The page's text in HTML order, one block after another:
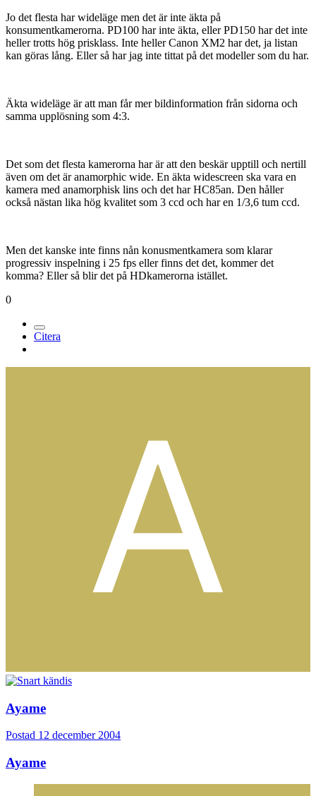
Jo det flesta har wideläge men det är inte äkta på
konsumentkamerorna. PD100 har inte äkta, eller PD150 har det inte
heller trotts hög prisklass. Inte heller Canon XM2 har det, ja listan
kan göras lång. Eller så har jag inte tittat på det modeller som du har.
Äkta wideläge är att man får mer bildinformation från sidorna och
samma upplösning som 4:3.
Det som det flesta kamerorna har är att den beskär upptill och nertill
även om det är anamorphic wide. En äkta widescreen ska vara en
kamera med anamorphisk lins och det har HC85an. Den håller
också nästan lika hög kvalitet som 3 ccd och har en 1/3,6 tum ccd.
Men det kanske inte finns nån konusmentkamera som klarar
progressiv inspelning i 25 fps eller finns det det, kommer det
komma? Eller så blir det på HDkamerorna istället.
0
Citera
Ayame
Postad 12 december 2004
Ayame